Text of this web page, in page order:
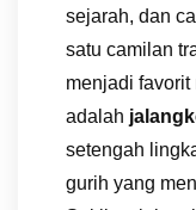
sejarah, dan
satu camilan
menjadi
adalah
setengah
gurih yang